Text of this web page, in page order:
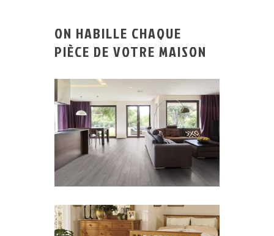
ON HABILLE CHAQUE
PIÈCE DE VOTRE MAISON